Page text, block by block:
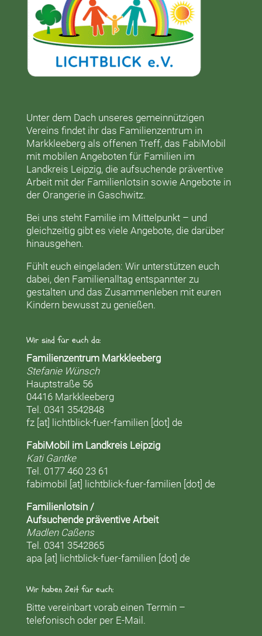
Unter dem Dach unseres gemeinnützigen
Vereins findet ihr das Familienzentrum in
Markkleebergals offenen Treff, das FabiMobil
mit mobilen Angeboten für Familien im
Landkreis Leipzig, die aufsuchende präventive
Arbeit mit der Familienlotsin sowie Angebote in
der Orangeriein Gaschwitz.
Bei uns steht Familie im Mittelpunkt – und
gleichzeitig gibt es viele Angebote, die darüber
hinausgehen.
Fühlt euch eingeladen: Wir unterstützen euch
dabei, den Familienalltag entspannter zu
gestalten und das Zusammenleben mit euren
Kindern bewusst zu genießen.
Wir sind für euch da:
Familienzentrum Markkleeberg
Stefanie Wünsch
Hauptstraße 56
04416 Markkleeberg
Tel. 0341 3542848
fz [at] lichtblick-fuer-familien [dot] de
FabiMobil im Landkreis Leipzig
Kati Gantke
Tel. 0177 460 23 61
fabimobil [at] lichtblick-fuer-familien [dot] de
Familienlotsin /
Aufsuchende präventive Arbeit
Madlen Caßens
Tel. 0341 3542865
apa [at] lichtblick-fuer-familien [dot] de
Wir haben Zeit für euch:
Bitte vereinbart vorab einen Termin –
telefonisch oder per E-Mail.